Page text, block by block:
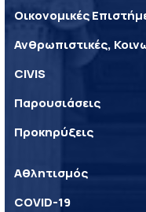
Οικονομικές
Ανθρωπιστικές,
CIVIS
Παρουσιάσεις
Προκηρύξεις
Αθλητισμός
COVID-19